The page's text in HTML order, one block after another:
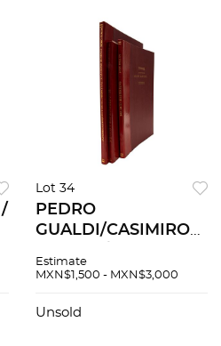
/
Lot 34
PEDRO
GUALDI/CASIMIRO
PHILLIPS.
ARQUITECTÓNICOS/
Estimate
MXN$1,500 - MXN$3,000
Unsold